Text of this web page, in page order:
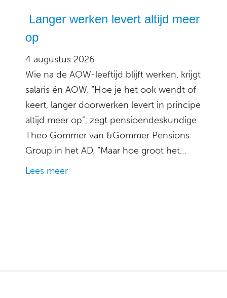
Langer werken levert altijd meer
op
4 augustus 2026
Wie na de AOW-leeftijd blijft werken, krijgt
salaris én AOW. “Hoe je het ook wendt of
keert, langer doorwerken levert in principe
altijd meer op”, zegt pensioendeskundige
Theo Gommer van &Gommer Pensions
Group in het AD. “Maar hoe groot het…
Lees meer